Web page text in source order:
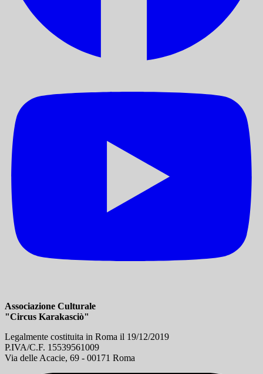
Associazione Culturale
"Circus Karakasciò"
Legalmente costituita in Roma il 19/12/2019
P.IVA/C.F. 15539561009
Via delle Acacie, 69 - 00171 Roma